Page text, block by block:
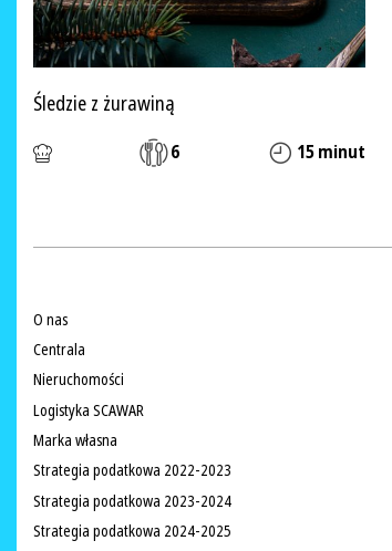
Śledzie z żurawiną
6 15 minut
O nas
Centrala
Nieruchomości
Logistyka SCAWAR
Marka własna
Strategia podatkowa 2022-2023
Strategia podatkowa 2023-2024
Strategia podatkowa 2024-2025